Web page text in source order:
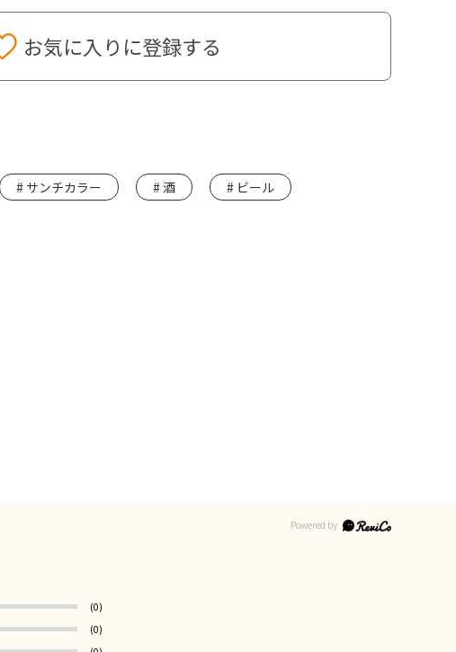
お気に入りに登録する
サンチカラー 酒 ビール
(0)
(0)